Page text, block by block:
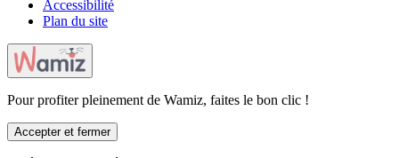
Accessibilité
Plan du site
Pour profiter pleinement de Wamiz, faites le bon clic !
Accepter et fermer